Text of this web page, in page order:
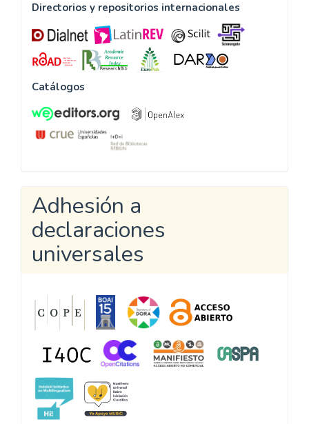
Directorios y repositorios internacionales
Catálogos
Adhesión a
declaraciones
universales